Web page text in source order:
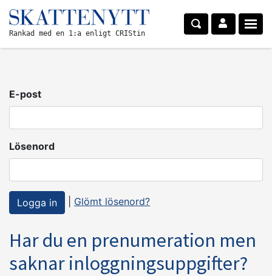
Rankad med en 1:a enligt CRIStin
E-post
Lösenord
Glömt lösenord?
Har du en prenumeration men
saknar inloggningsuppgifter?